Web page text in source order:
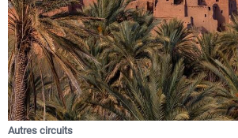
Autres circuits